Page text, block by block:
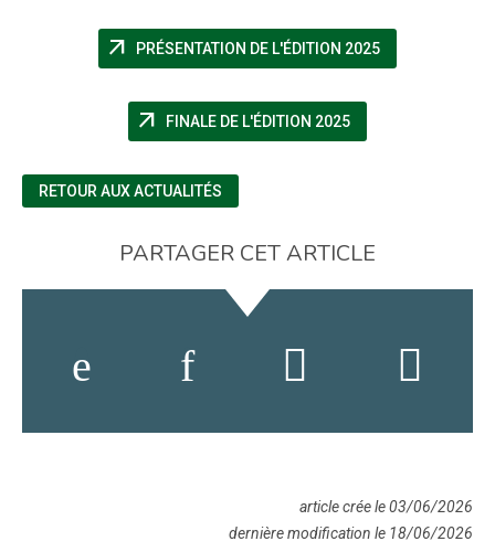
arrow_outward PRÉSENTATION DE L'ÉDITION 2025(NOUVELLE
arrow_outward FINALE DE L'ÉDITION 2025(NOUVELLE
RETOUR AUX ACTUALITÉS
PARTAGER CET ARTICLE
article crée le 03/06/2026
dernière modification le 18/06/2026